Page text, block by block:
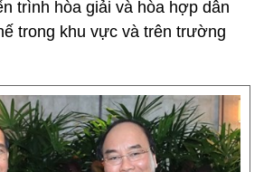
trình hòa giải và hòa hợp dân
trong khu vực và trên trường